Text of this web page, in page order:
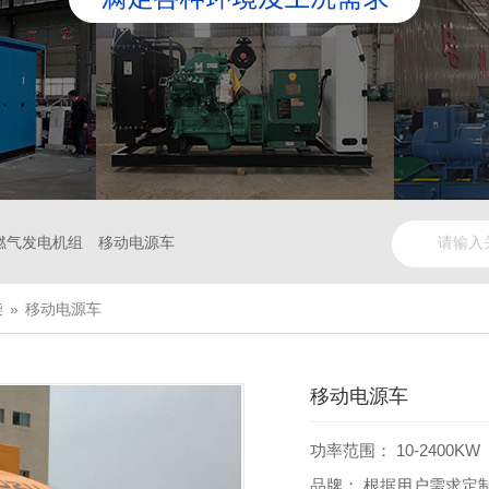
气发电机组 移动电源车
» 移动电源车
移动电源车
功率范围：
10-2400KW
品牌： 根据用户需求定